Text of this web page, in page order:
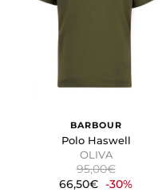
BARBOUR
Polo Haswell
OLIVA
95,00€
66,50€ -30%